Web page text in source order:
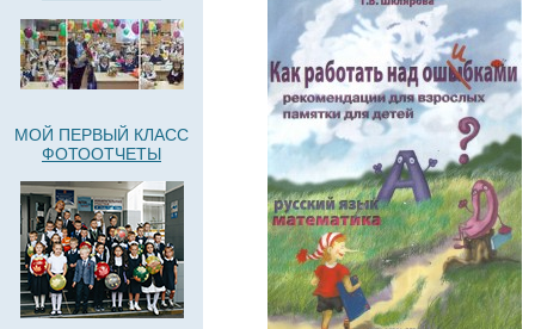
МОЙ ПЕРВЫЙ КЛАСС
ФОТООТЧЕТЫ